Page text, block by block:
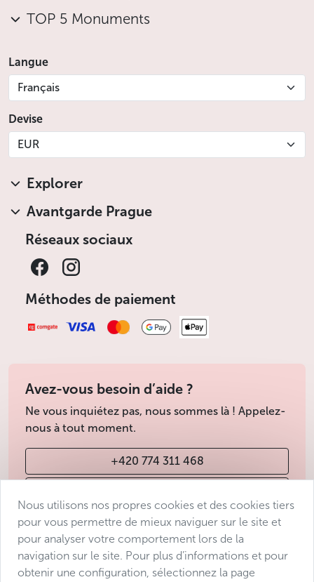
TOP 5 Monuments
Langue
Français
Devise
EUR
Explorer
Avantgarde Prague
Réseaux sociaux
Méthodes de paiement
Avez-vous besoin d’aide ?
Ne vous inquiétez pas, nous sommes là ! Appelez-
nous à tout moment.
+420 774 311 468
Conditions de vente
Protection des données
Nous utilisons nos propres cookies et des cookies tiers
pour vous permettre de mieux naviguer sur le site et
pour analyser votre comportement lors de la
navigation sur le site. Pour plus d’informations et pour
obtenir une configuration, sélectionnez la page